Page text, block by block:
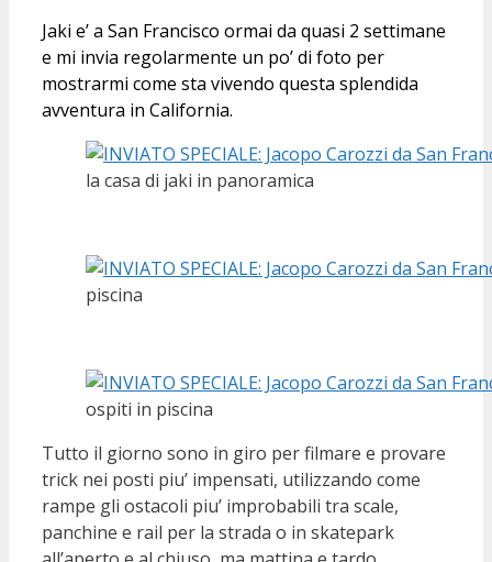
Jaki e’ a San Francisco ormai da quasi 2 settimane
e mi invia regolarmente un po’ di foto per
mostrarmi come sta vivendo questa splendida
avventura in California.
la casa di jaki in panoramica
piscina
ospiti in piscina
Tutto il giorno sono in giro per filmare e provare
trick nei posti piu’ impensati, utilizzando come
rampe gli ostacoli piu’ improbabili tra scale,
panchine e rail per la strada o in skatepark